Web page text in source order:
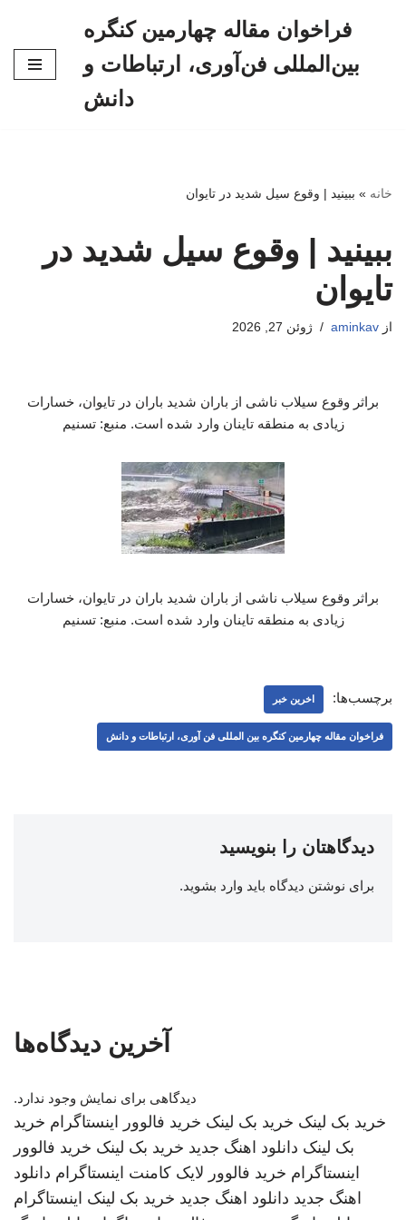
فراخوان مقاله چهارمین کنگره
بین‌المللی فن‌آوری، ارتباطات و
دانش
خانه » ببینید | وقوع سیل شدید در تایوان
ببینید | وقوع سیل شدید در
تایوان
از aminkav ژوئن 27, 2026
براثر وقوع سیلاب ناشی از باران شدید باران در تایوان، خسارات
زیادی به منطقه تاینان وارد شده است. منبع: تسنیم
براثر وقوع سیلاب ناشی از باران شدید باران در تایوان، خسارات
زیادی به منطقه تاینان وارد شده است. منبع: تسنیم
برچسب‌ها: اخرین خبر
فراخوان مقاله چهارمین کنگره بین المللی فن آوری، ارتباطات و دانش
دیدگاهتان را بنویسید
برای نوشتن دیدگاه باید وارد بشوید.
آخرین دیدگاه‌ها
دیدگاهی برای نمایش وجود ندارد.
خرید بک لینک خرید بک لینک خرید فالوور اینستاگرام خرید
بک لینک دانلود اهنگ جدید خرید بک لینک خرید فالوور
اینستاگرام خرید فالوور لایک کامنت اینستاگرام دانلود
اهنگ جدید دانلود اهنگ جدید خرید بک لینک اینستاگرام